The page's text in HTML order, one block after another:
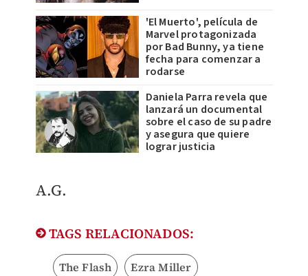
'El Muerto', película de
Marvel protagonizada
por Bad Bunny, ya tiene
fecha para comenzar a
rodarse
Daniela Parra revela que
lanzará un documental
sobre el caso de su padre
y asegura que quiere
lograr justicia
A.G.
TAGS RELACIONADOS:
The Flash Ezra Miller